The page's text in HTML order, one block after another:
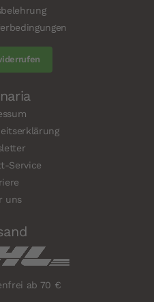
Service
uns
ab 70 €